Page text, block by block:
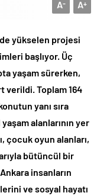
A+
A-
yükselen projesi
başlıyor. Üç
yaşam sürerken,
verildi. Toplam 164
yanı sıra
alanlarının yer
çocuk oyun alanları,
bütüncül bir
insanların
ve sosyal hayatı